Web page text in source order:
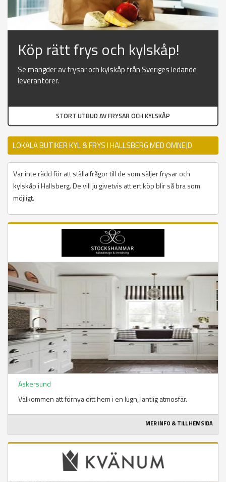
Köp rätt frys och kylskåp!
Se mängder av frysar och kylskåp från Sveriges ledande
leverantörer.
STORT UTBUD AV FRYSAR OCH KYLSKÅP
LOKALA BUTIKER KYL & FRYS I HALLSBERG MED OMNEJD
Var inte rädd för att ställa frågor till de som säljer frysar och
kylskåp i Hallsberg. De vill ju givetvis att ert köp blir så bra som
möjligt.
Askersund
Välkommen att förnya ditt hem i en lugn, lantlig atmosfär.
MER INFO & TILL HEMSIDA